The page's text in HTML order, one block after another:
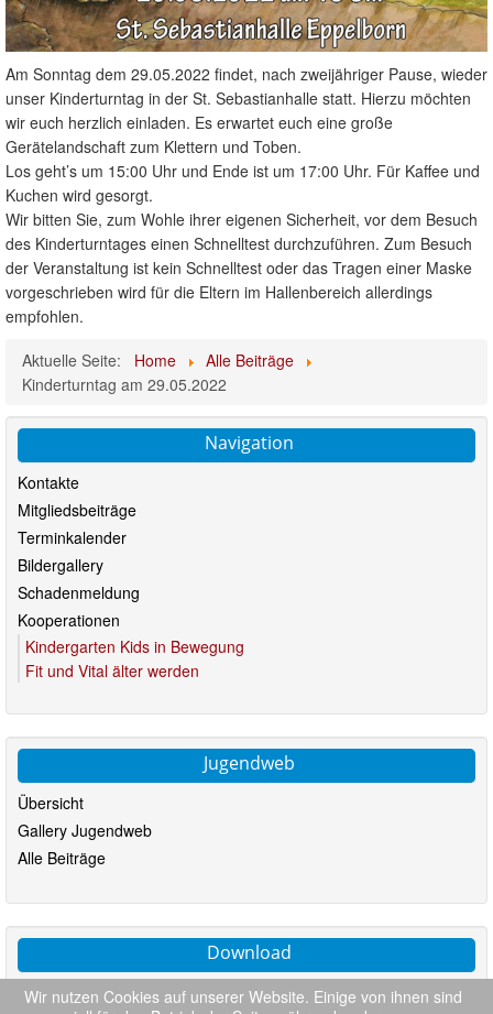
Am Sonntag dem 29.05.2022 findet, nach zweijähriger Pause, wieder
unser Kinderturntag in der St. Sebastianhalle statt. Hierzu möchten
wir euch herzlich einladen. Es erwartet euch eine große
Gerätelandschaft zum Klettern und Toben.
Los geht’s um 15:00 Uhr und Ende ist um 17:00 Uhr. Für Kaffee und
Kuchen wird gesorgt.
Wir bitten Sie, zum Wohle ihrer eigenen Sicherheit, vor dem Besuch
des Kinderturntages einen Schnelltest durchzuführen. Zum Besuch
der Veranstaltung ist kein Schnelltest oder das Tragen einer Maske
vorgeschrieben wird für die Eltern im Hallenbereich allerdings
empfohlen.
Aktuelle Seite:
Home
Alle Beiträge
Kinderturntag am 29.05.2022
Navigation
Kontakte
Mitgliedsbeiträge
Terminkalender
Bildergallery
Schadenmeldung
Kooperationen
Kindergarten Kids in Bewegung
Fit und Vital älter werden
Jugendweb
Übersicht
Gallery Jugendweb
Alle Beiträge
Download
Satzung (PDF)
Wir nutzen Cookies auf unserer Website. Einige von ihnen sind